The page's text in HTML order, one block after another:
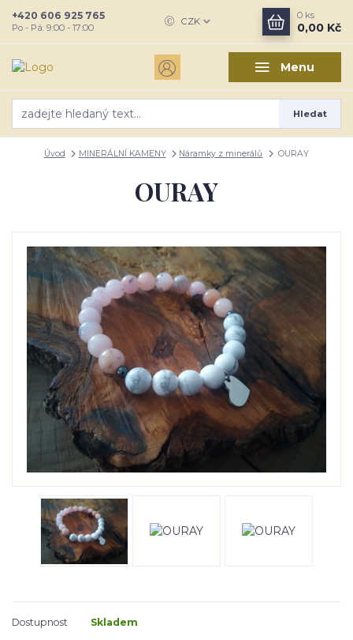
Menu
CZK
Hledat
+420 606 925 765
Po - Pá: 9:00 - 17:00
0 ks
0,00 Kč
Úvod MINERÁLNÍ KAMENY Náramky z minerálů OURAY
OURAY
Dostupnost Skladem